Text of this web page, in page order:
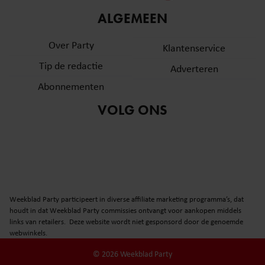
partners voor social media, adverteren en analyse. Deze
informatie die u aan ze heeft verstrekt of die ze hebben
verzameld op basis van uw gebruik van hun services. U
gebruiken.
ALGEMEEN
Over Party
Tip de redactie
Abonnementen
Klantenservice
Adverteren
VOLG ONS
Weekblad Party participeert in diverse affiliate marketing programma’s, dat
houdt in dat Weekblad Party commissies ontvangt voor aankopen middels
links van retailers. Deze website wordt niet gesponsord door de genoemde
webwinkels.
© 2026 Weekblad Party